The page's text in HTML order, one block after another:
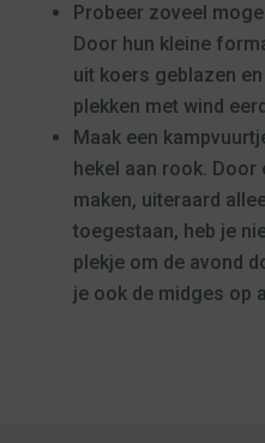
Probeer zoveel
Door hun kleine
uit koers geblazen
plekken met wind
Maak een
hekel aan rook. Door
maken, uiteraard
toegestaan, heb je
plekje om de avond
je ook de midges op